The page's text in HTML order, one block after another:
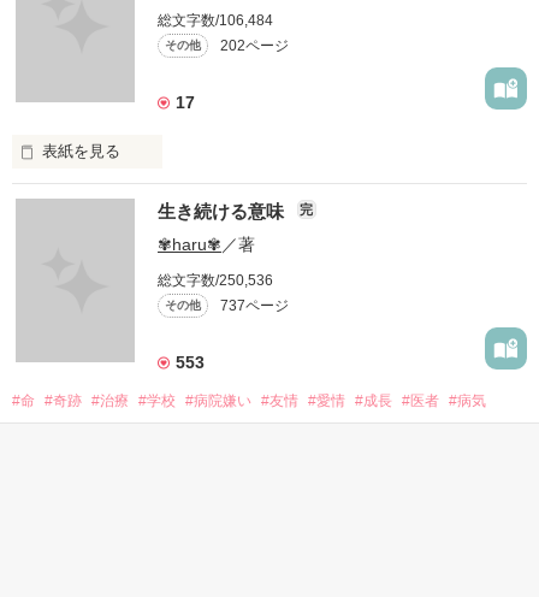
総文字数/106,484
その他 202ページ
17
表紙を見る
愛したいのに…
私には、あなたの母親になる資格はありますか？
生き続ける意味 完
✾haru✾ ／著
総文字数/250,536
その他 737ページ
553
#命 #奇跡 #治療 #学校 #病院嫌い #友情 #愛情 #成長 #医者 #病気